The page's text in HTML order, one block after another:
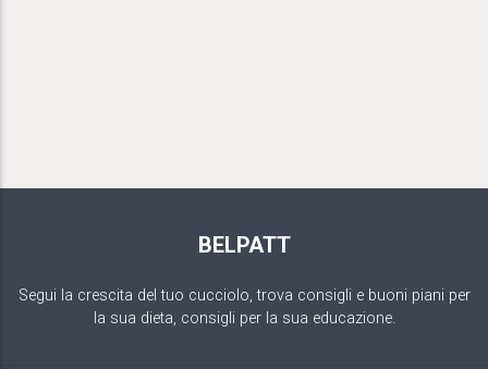
BELPATT
Segui la crescita del tuo cucciolo, trova consigli e buoni piani per
la sua dieta, consigli per la sua educazione.